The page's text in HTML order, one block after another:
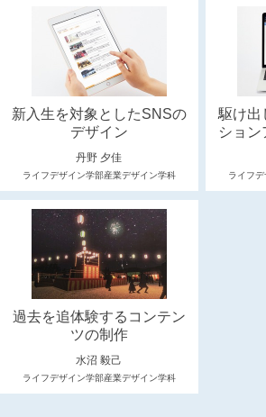
新入生を対象としたSNSの
デザイン
丹野 夕佳
ライフデザイン学部産業デザイン学科
駆け出
ショ
ライフ
過去を追体験するコンテン
ツの制作
水沼 毅己
ライフデザイン学部産業デザイン学科